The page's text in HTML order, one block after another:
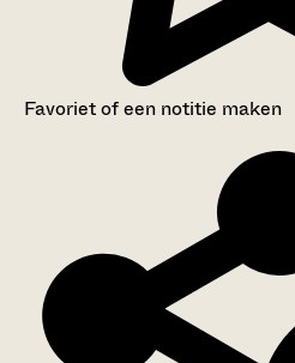
Favoriet of een notitie maken